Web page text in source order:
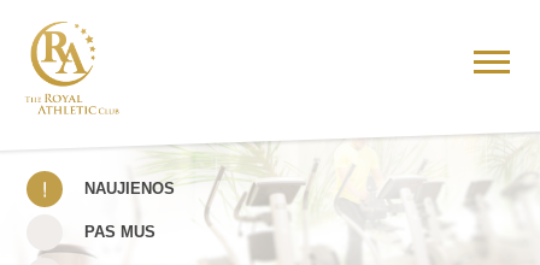
NAUJIENOS
PAS MUS